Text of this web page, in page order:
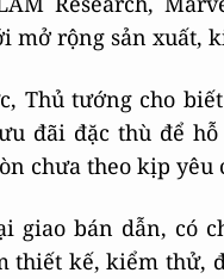
mở rộng sản xuất,
Thủ tướng cho
đãi đặc thù để
chưa theo kịp yêu
giao bán dẫn, có
thiết kế, kiểm thử,